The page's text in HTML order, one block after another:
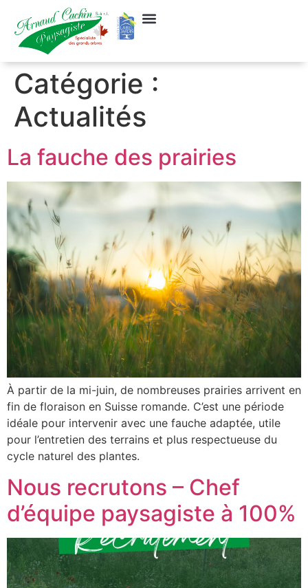
Catégorie :
Actualités
La fauche des prairies
À partir de la mi-juin, de nombreuses prairies arrivent en
fin de floraison en Suisse romande. C’est une période
idéale pour intervenir avec une fauche adaptée, utile
pour l’entretien des terrains et plus respectueuse du
cycle naturel des plantes.
Nous recrutons – Chef
d’équipe paysagiste à 100%